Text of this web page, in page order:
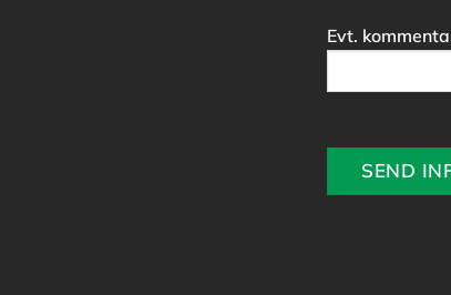
Evt.